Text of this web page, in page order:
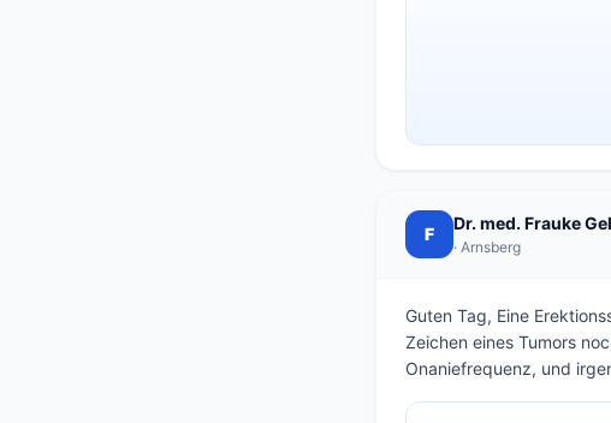
F
Dr. med. Frauke
· Arnsberg
Guten Tag, Eine
Zeichen eines Tumors
Onaniefrequenz, und